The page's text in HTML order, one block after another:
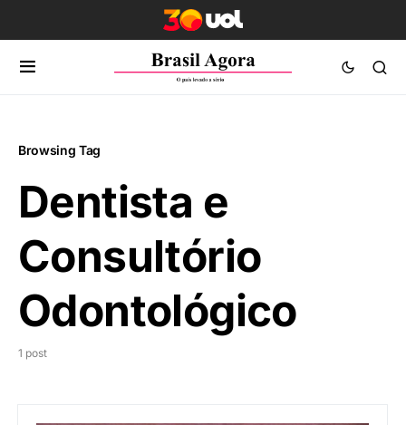
Browsing Tag
Dentista e
Consultório
Odontológico
1 post